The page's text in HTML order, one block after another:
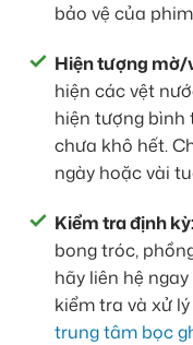
bảo vệ của
Hiện tượng mờ/
hiện các vệt
hiện tượng bình
chưa khô hết.
ngày hoặc vài
Kiểm tra định kỳ:
bong tróc,
hãy liên hệ
kiểm tra và xử
trung tâm bọc